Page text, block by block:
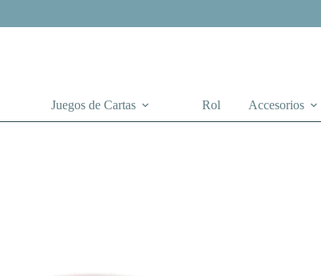
Juegos de Cartas Rol Accesorios